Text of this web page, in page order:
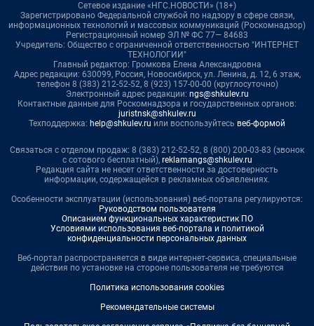
Сетевое издание «НГС.НОВОСТИ» (18+)
Зарегистрировано Федеральной службой по надзору в сфере связи,
информационных технологий и массовых коммуникаций (Роскомнадзор)
Регистрационный номер ЭЛ № ФС 77— 84683
Учредитель: Общество с ограниченной ответственностью "ИНТЕРНЕТ
ТЕХНОЛОГИИ"
Главный редактор: Громкова Елена Александровна
Адрес редакции: 630099, Россия, Новосибирск, ул. Ленина, д. 12, 6 этаж,
телефон 8 (383) 212-52-52, 8 (923) 157-00-00 (круглосуточно)
Электронный адрес редакции: ngs@shkulev.ru
Контактные данные для Роскомнадзора и государственных органов:
juristnsk@shkulev.ru
Техподдержка: help@shkulev.ru или воспользуйтесь веб-формой
Связаться с отделом продаж: 8 (383) 212-52-52, 8 (800) 200-03-83 (звонок
с сотового бесплатный), reklamangs@shkulev.ru
Редакция сайта не несет ответственности за достоверность
информации, содержащейся в рекламных объявлениях.
Особенности эксплуатации (использования) веб-портала регулируются:
Руководством пользователя
Описанием функциональных характеристик ПО
Условиями использования веб-портала и политикой
конфиденциальности персональных данных
Веб-портал распространяется в виде интернет-сервиса, специальные
действия по установке на стороне пользователя не требуются
Политика использования cookies
Рекомендательные системы